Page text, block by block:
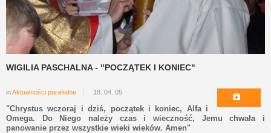
WIGILIA PASCHALNA - "POCZĄTEK I KONIEC"
inAktualności parafialne 18. 04. 05
"Chrystus wczoraj i dziś, początek i koniec, Alfa i
Omega. Do Niego należy czas i wieczność, Jemu chwała i
panowanie przez wszystkie wieki wieków. Amen"